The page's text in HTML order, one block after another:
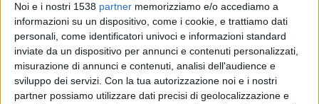
Noi e i nostri 1538 partner memorizziamo e/o accediamo a
informazioni su un dispositivo, come i cookie, e trattiamo dati
personali, come identificatori univoci e informazioni standard
inviate da un dispositivo per annunci e contenuti personalizzati,
misurazione di annunci e contenuti, analisi dell'audience e
sviluppo dei servizi. Con la tua autorizzazione noi e i nostri
partner possiamo utilizzare dati precisi di geolocalizzazione e
L'obiettivo era andare a Mosca tornando a casa con un
risultato concreto da offrire al governo. Se il Pd non
vuole, proveremo a raggiungere lo stesso risultato
telefonicamente aspettando Letta e Di Maio.La mia
impressione è che ci sia tanta gente che chiacchiera e